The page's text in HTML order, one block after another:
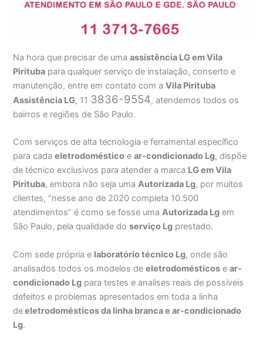
Na hora que precisar de umaassistência LG em Vila
Pirituba para qualquer serviço de instalação, conserto e
manutenção, entre em contato com aVila Pirituba
Assistência LG, 11 3836-9554, atendemos todos os
bairros e regiões de São Paulo.
Com serviços de alta tecnologia e ferramental específico
para cadaeletrodoméstico ear-condicionado Lg, dispõe
de técnico exclusivos para atender a marca LG em Vila
Pirituba, embora não seja umaAutorizada Lg, por muitos
clientes, “nesse ano de 2020 completa 10.500
atendimentos” é como se fosse umaAutorizada Lg em
São Paulo, pela qualidade doserviço Lg prestado.
Com sede própria e laboratório técnico Lg, onde são
analisados todos os modelos deeletrodomésticos ear-
condicionado Lg para testes e analises reais de possíveis
defeitos e problemas apresentados em toda a linha
deeletrodomésticos da linha branca e ar-condicionado
Lg.